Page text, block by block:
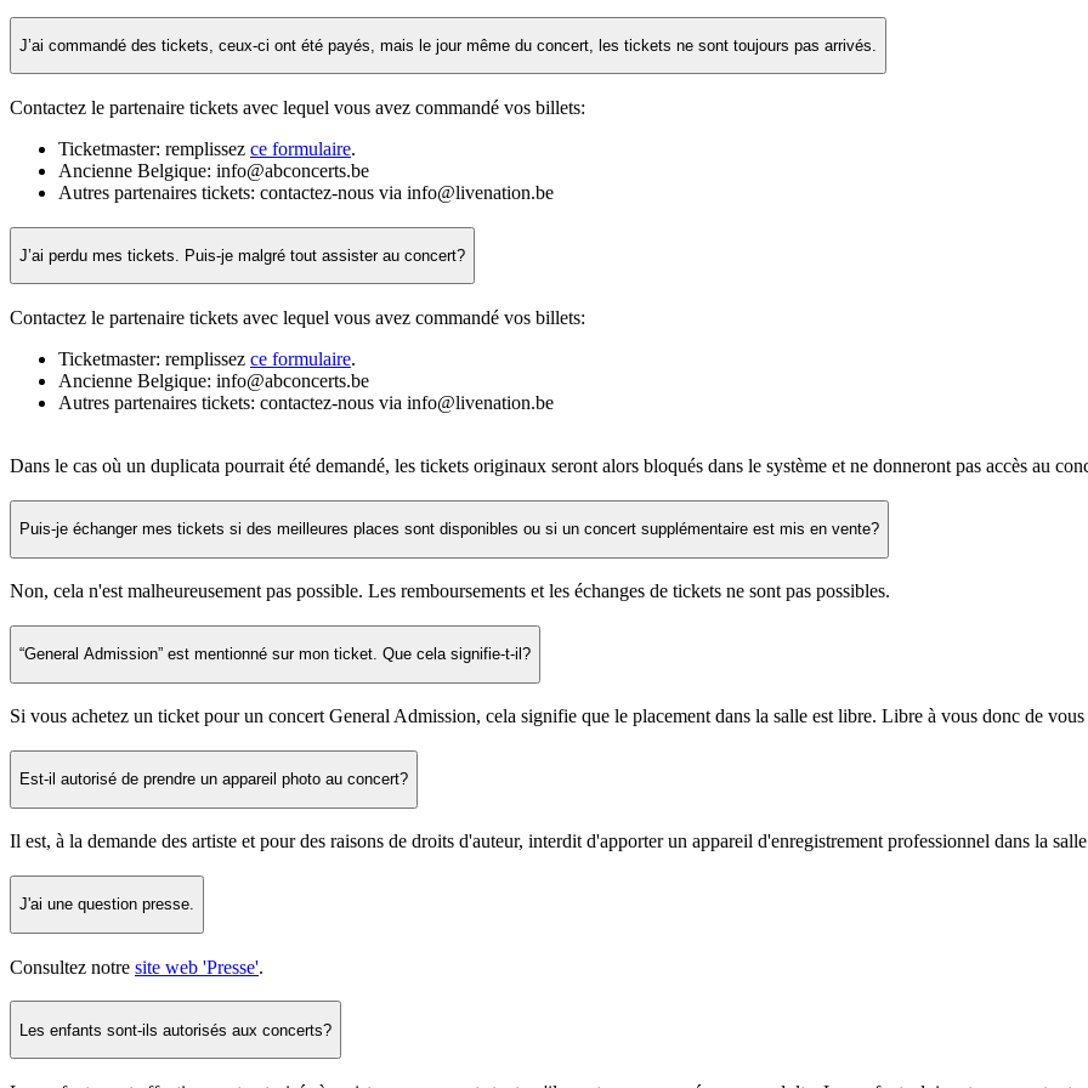
J’ai commandé des tickets, ceux-ci ont été payés, mais le jour même du concert, les tickets ne sont toujours pas arrivés.
Contactez le partenaire tickets avec lequel vous avez commandé vos billets:
Ticketmaster: remplissez ce formulaire.
Ancienne Belgique: info@abconcerts.be
Autres partenaires tickets: contactez-nous via info@livenation.be
J’ai perdu mes tickets. Puis-je malgré tout assister au concert?
Contactez le partenaire tickets avec lequel vous avez commandé vos billets:
Ticketmaster: remplissez ce formulaire.
Ancienne Belgique: info@abconcerts.be
Autres partenaires tickets: contactez-nous via info@livenation.be
Dans le cas où un duplicata pourrait été demandé, les tickets originaux seront alors bloqués dans le système et ne donneront pas accès au
Puis-je échanger mes tickets si des meilleures places sont disponibles ou si un concert supplémentaire est mis en vente?
Non, cela n'est malheureusement pas possible. Les remboursements et les échanges de tickets ne sont pas possibles.
“General Admission” est mentionné sur mon ticket. Que cela signifie-t-il?
Si vous achetez un ticket pour un concert General Admission, cela signifie que le placement dans la salle est libre. Libre à vous donc de
Est-il autorisé de prendre un appareil photo au concert?
Il est, à la demande des artiste et pour des raisons de droits d'auteur, interdit d'apporter un appareil d'enregistrement professionnel dans la
J'ai une question presse.
Consultez notre site web 'Presse'.
Les enfants sont-ils autorisés aux concerts?